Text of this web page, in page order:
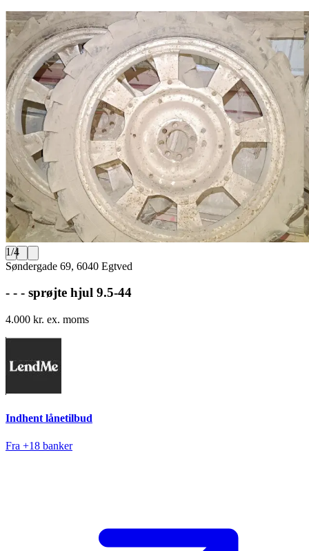
1/4
Søndergade 69, 6040 Egtved
- - - sprøjte hjul 9.5-44
4.000 kr. ex. moms
Indhent lånetilbud
Fra +18 banker